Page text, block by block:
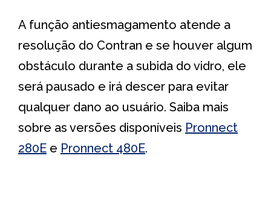
A função antiesmagamento atende a
resolução do Contran e se houver algum
obstáculo durante a subida do vidro, ele
será pausado e irá descer para evitar
qualquer dano ao usuário. Saiba mais
sobre as versões disponíveis Pronnect
280E e Pronnect 480E.